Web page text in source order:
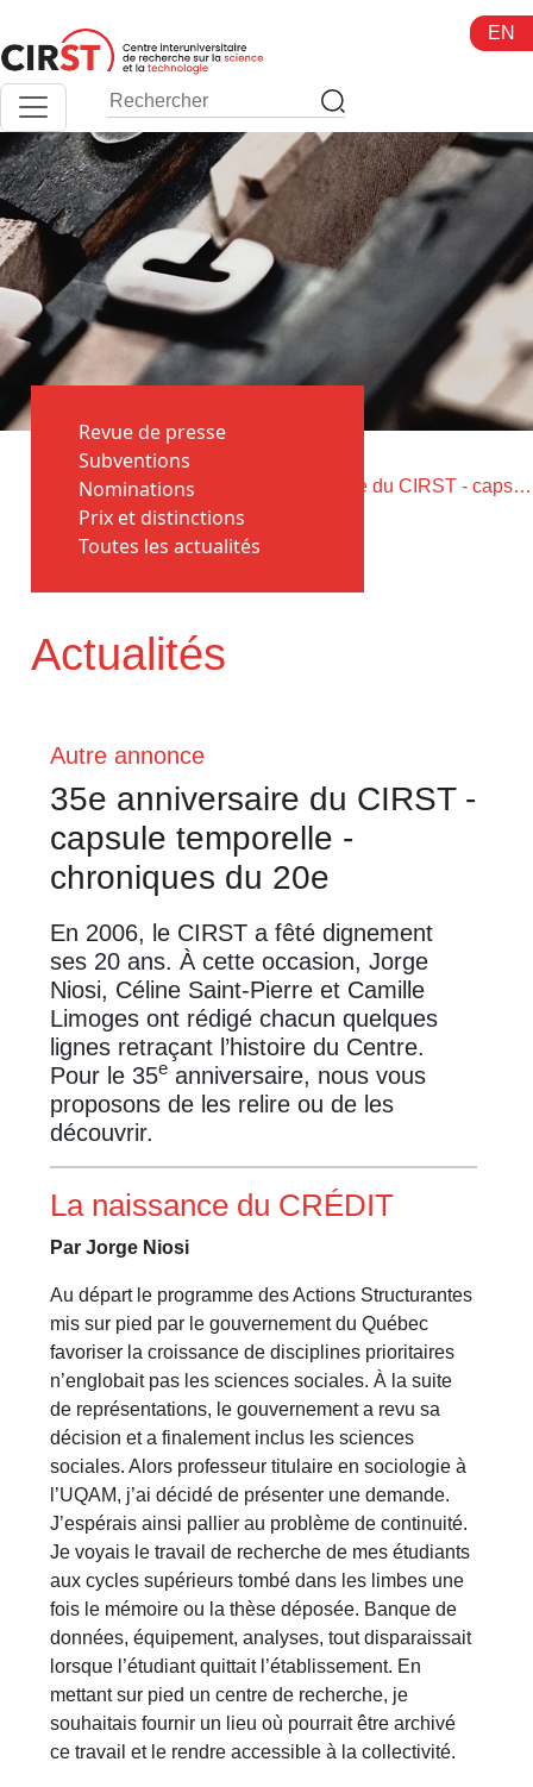
au
contenu
EN
Accueil >
Toutes
les
actualités
35e anniversaire du CIRST - capsule temporelle - chroniques du 20e
Actualités
Revue de presse
Subventions
Nominations
Prix et distinctions
Toutes les actualités
Autre annonce
35e anniversaire du CIRST -
capsule temporelle -
chroniques du 20e
En 2006, le CIRST a fêté dignement
ses 20 ans. À cette occasion, Jorge
Niosi, Céline Saint-Pierre et Camille
Limoges ont rédigé chacun quelques
lignes retraçant l’histoire du Centre.
Pour le 35e anniversaire, nous vous
proposons de les relire ou de les
découvrir.
La naissance du CRÉDIT
Par Jorge Niosi
Au départ le programme des Actions Structurantes
mis sur pied par le gouvernement du Québec
favoriser la croissance de disciplines prioritaires
n’englobait pas les sciences sociales. À la suite
de représentations, le gouvernement a revu sa
décision et a finalement inclus les sciences
sociales. Alors professeur titulaire en sociologie à
l’UQAM, j’ai décidé de présenter une demande.
J’espérais ainsi pallier au problème de continuité.
Je voyais le travail de recherche de mes étudiants
aux cycles supérieurs tombé dans les limbes une
fois le mémoire ou la thèse déposée. Banque de
données, équipement, analyses, tout disparaissait
lorsque l’étudiant quittait l’établissement. En
mettant sur pied un centre de recherche, je
souhaitais fournir un lieu où pourrait être archivé
ce travail et le rendre accessible à la collectivité.